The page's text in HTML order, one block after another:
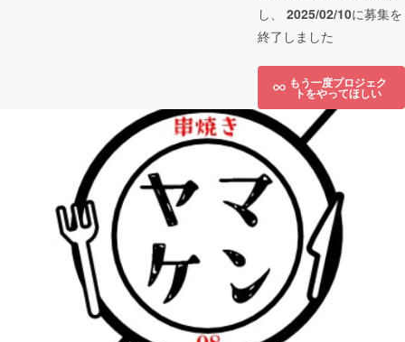
し、 2025/02/10に募集を
終了しました
もう一度プロジェク
トをやってほしい